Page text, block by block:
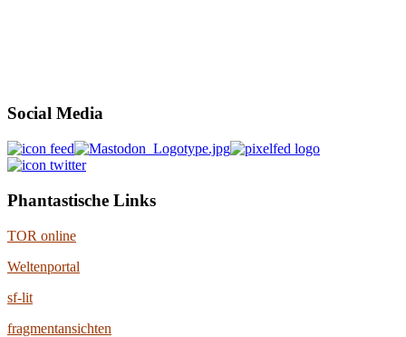
Social Media
Phantastische Links
TOR online
Weltenportal
sf-lit
fragmentansichten